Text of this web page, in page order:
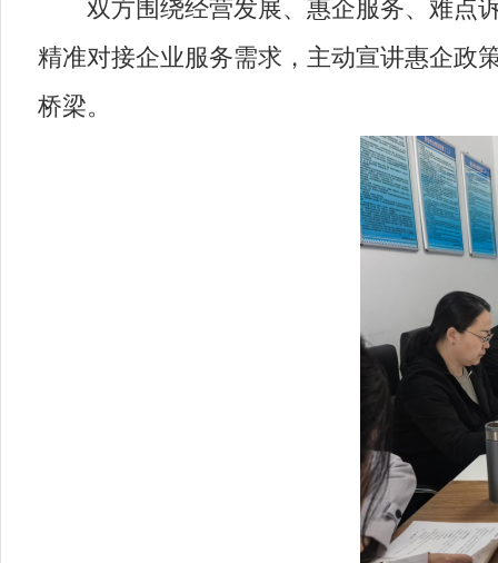
双方围绕经营发展、惠企服务、难点诉
精准对接企业服务需求，主动宣讲惠企政
桥梁。